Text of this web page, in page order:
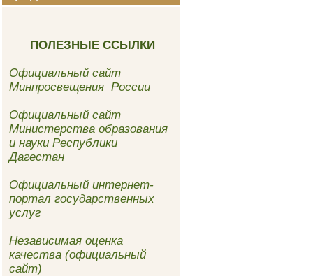
ПОЛЕЗНЫЕ ССЫЛКИ
Официальный сайт
Минпросвещения России
Официальный сайт
Министерства образования
и науки Республики
Дагестан
Официальный интернет-
портал государственных
услуг
Независимая оценка
качества (официальный
сайт)